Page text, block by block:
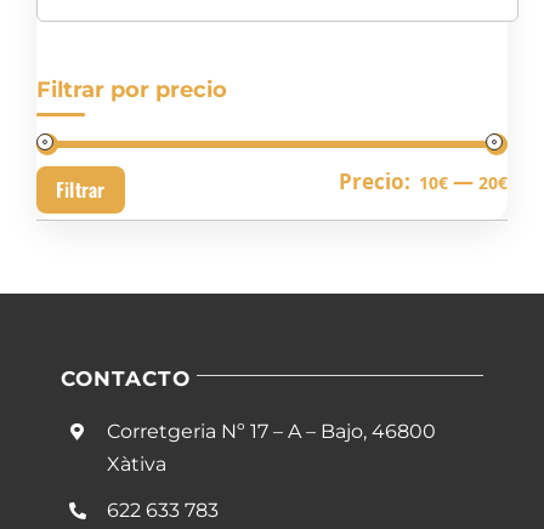
Filtrar por precio
Filtrar Precio: 10€ — 20€
CONTACTO
Corretgeria Nº 17 – A – Bajo, 46800
Xàtiva
622 633 783